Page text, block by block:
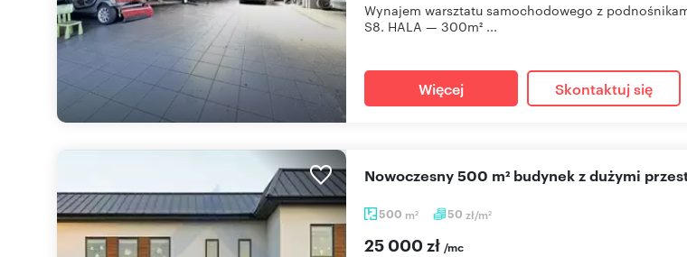
Wynajem warsztatu samochodowego z
S8. HALA — 300m² ...
Więcej Skontaktuj się
500 m2 50 zł/m2
Nowoczesny 500 m² budynek z dużymi
25 000 zł /mc